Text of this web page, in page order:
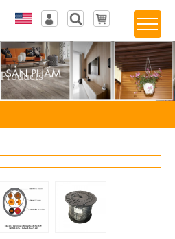
EnglishWishlist
Products